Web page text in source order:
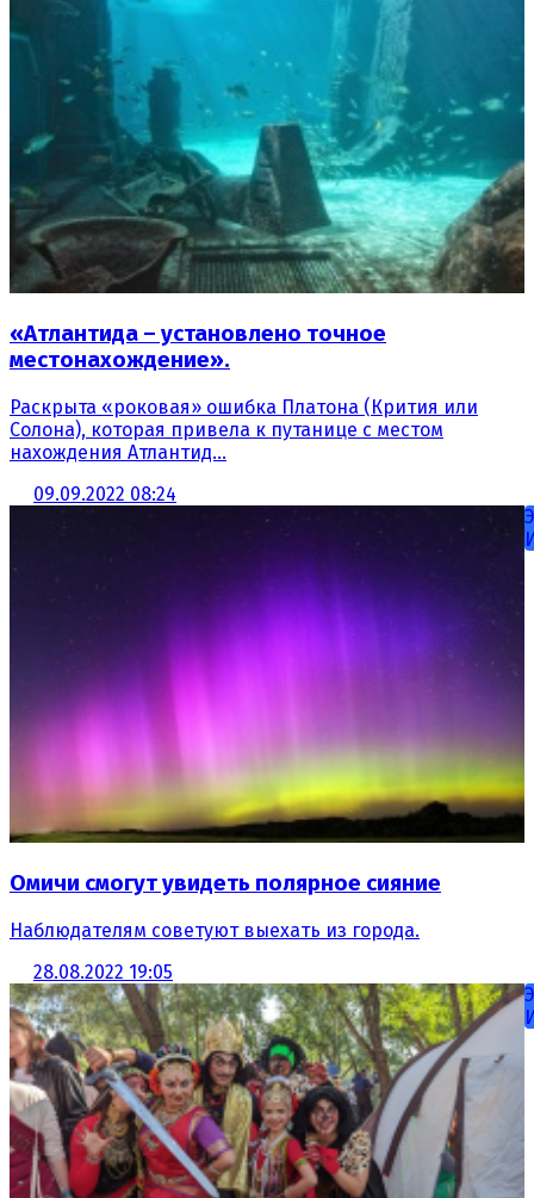
«Атлантида – установлено точное
местонахождение».
Раскрыта «роковая» ошибка Платона (Крития или
Солона), которая привела к путанице с местом
нахождения Атлантид...
09.09.2022 08:24
Омичи смогут увидеть полярное сияние
Наблюдателям советуют выехать из города.
28.08.2022 19:05